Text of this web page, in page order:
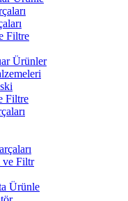
Filtre
Ürünler
Filtre
ve Filtr
Ürünle